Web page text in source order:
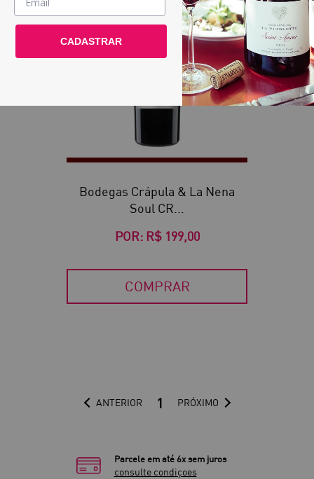
País / Região >
Le Club >
Bodegas Crápula & La Nena
Soul CR...
POR: R$ 199,00
COMPRAR
ANTERIOR 1 PRÓXIMO
Parcele em até 6x sem juros
consulte condiçoes
CADASTRAR